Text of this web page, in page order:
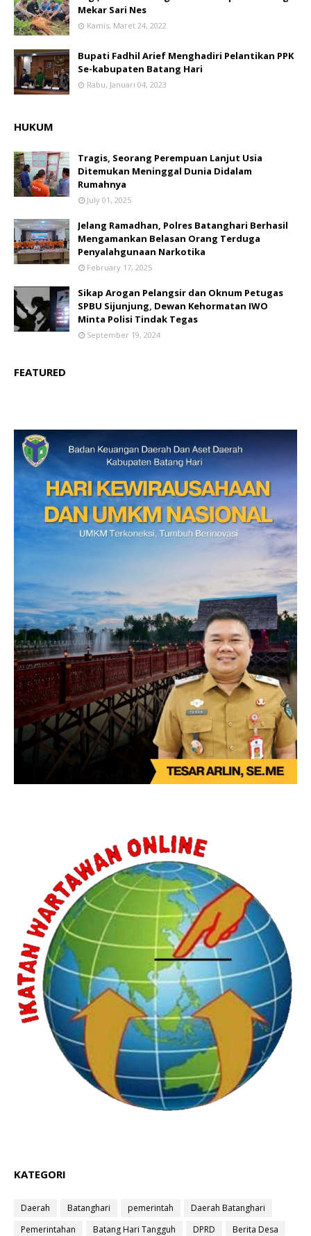
Mekar Sari Nes
Kamis, Maret 24, 2022
Bupati Fadhil Arief Menghadiri Pelantikan PPK
Se-kabupaten Batang Hari
Rabu, Januari 04, 2023
HUKUM
Tragis, Seorang Perempuan Lanjut Usia
Ditemukan Meninggal Dunia Didalam
Rumahnya
July 01, 2025
Jelang Ramadhan, Polres Batanghari Berhasil
Mengamankan Belasan Orang Terduga
Penyalahgunaan Narkotika
February 17, 2025
Sikap Arogan Pelangsir dan Oknum Petugas
SPBU Sijunjung, Dewan Kehormatan IWO
Minta Polisi Tindak Tegas
September 19, 2024
FEATURED
KATEGORI
Daerah Batanghari pemerintah
Daerah Batanghari
Pemerintahan
Batang Hari Tangguh DPRD
Berita Desa